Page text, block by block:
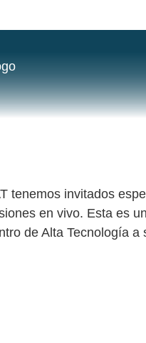
tenemos invitados
en vivo. Esta es
de Alta Tecnología